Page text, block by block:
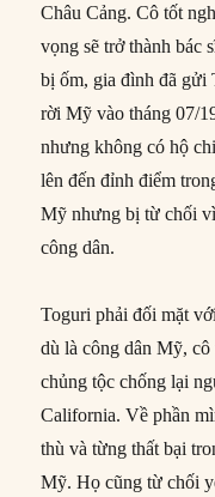
Châu Cảng. Cô tốt
vọng sẽ trở thành bác
bị ốm, gia đình đã gửi
rời Mỹ vào tháng 07/
nhưng không có hộ
lên đến đỉnh điểm
Mỹ nhưng bị từ chối
công dân.
Toguri phải đối mặt
dù là công dân Mỹ,
chủng tộc chống lại
California. Về phần
thù và từng thất bại
Mỹ. Họ cũng từ chối